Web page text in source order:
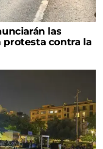
las
protesta contra la